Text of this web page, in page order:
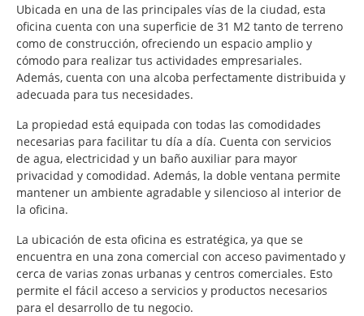
Ubicada en una de las principales vías de la ciudad, esta
oficina cuenta con una superficie de 31 M2 tanto de terreno
como de construcción, ofreciendo un espacio amplio y
cómodo para realizar tus actividades empresariales.
Además, cuenta con una alcoba perfectamente distribuida y
adecuada para tus necesidades.
La propiedad está equipada con todas las comodidades
necesarias para facilitar tu día a día. Cuenta con servicios
de agua, electricidad y un baño auxiliar para mayor
privacidad y comodidad. Además, la doble ventana permite
mantener un ambiente agradable y silencioso al interior de
la oficina.
La ubicación de esta oficina es estratégica, ya que se
encuentra en una zona comercial con acceso pavimentado y
cerca de varias zonas urbanas y centros comerciales. Esto
permite el fácil acceso a servicios y productos necesarios
para el desarrollo de tu negocio.